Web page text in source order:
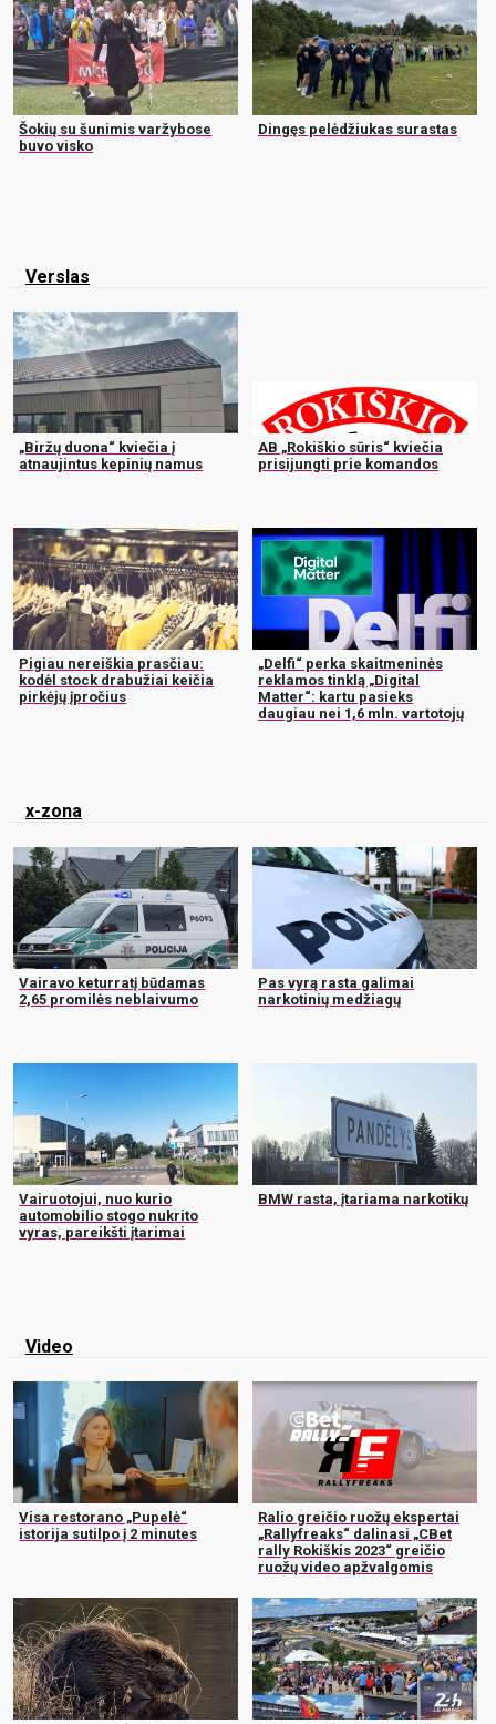
Šokių su šunimis varžybose
buvo visko
Dingęs pelėdžiukas surastas
Verslas
„Biržų duona“ kviečia į
atnaujintus kepinių namus
AB „Rokiškio sūris“ kviečia
prisijungti prie komandos
Pigiau nereiškia prasčiau:
kodėl stock drabužiai keičia
pirkėjų įpročius
„Delfi“ perka skaitmeninės
reklamos tinklą „Digital
Matter“: kartu pasieks
daugiau nei 1,6 mln. vartotojų
x-zona
Vairavo keturratį būdamas
2,65 promilės neblaivumo
Pas vyrą rasta galimai
narkotinių medžiagų
Vairuotojui, nuo kurio
automobilio stogo nukrito
vyras, pareikšti įtarimai
BMW rasta, įtariama narkotikų
Video
Visa restorano „Pupelė“
istorija sutilpo į 2 minutes
Ralio greičio ruožų ekspertai
„Rallyfreaks“ dalinasi „CBet
rally Rokiškis 2023“ greičio
ruožų video apžvalgomis